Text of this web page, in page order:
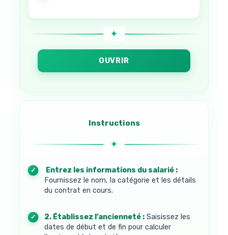
OUVRIR
Instructions
1. Entrez les informations du salarié :
Fournissez le nom, la catégorie et les détails
du contrat en cours.
2. Établissez l’ancienneté : Saisissez les
dates de début et de fin pour calculer